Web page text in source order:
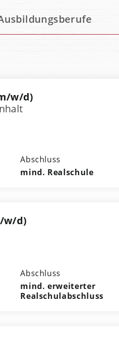
w/d)
Abschluss
mind. Realschule
w/d)
Abschluss
mind. erweiterter
Realschulabschluss